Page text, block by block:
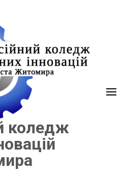
коледж